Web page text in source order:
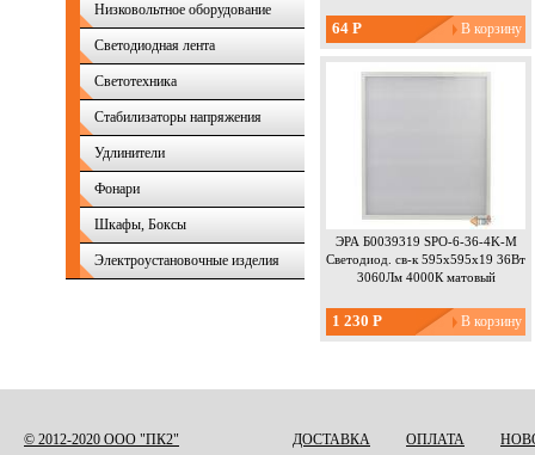
Низковольтное оборудование
Светодиодная лента
Светотехника
Стабилизаторы напряжения
Удлинители
Фонари
Шкафы, Боксы
Электроустановочные изделия
64 Р
ЭРА Б0039319 SPO-6-36-4K-M
Светодиод. св-к 595x595x19 36Вт
3060Лм 4000К матовый
1 230 Р
© 2012-2020 ООО "ПК2" ДОСТАВКА ОПЛАТА